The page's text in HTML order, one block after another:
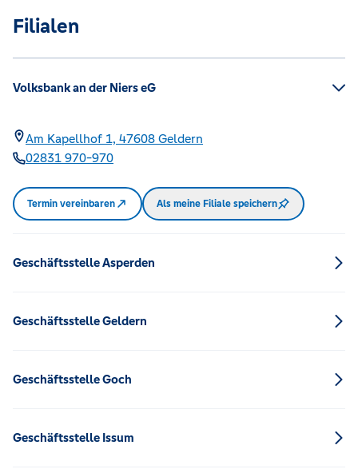
Filialen
Volksbank an der Niers eG
Am Kapellhof 1, 47608 Geldern
02831 970-970
Termin vereinbaren Als meine Filiale speichern
Geschäftsstelle Asperden
Geschäftsstelle Geldern
Geschäftsstelle Goch
Geschäftsstelle Issum